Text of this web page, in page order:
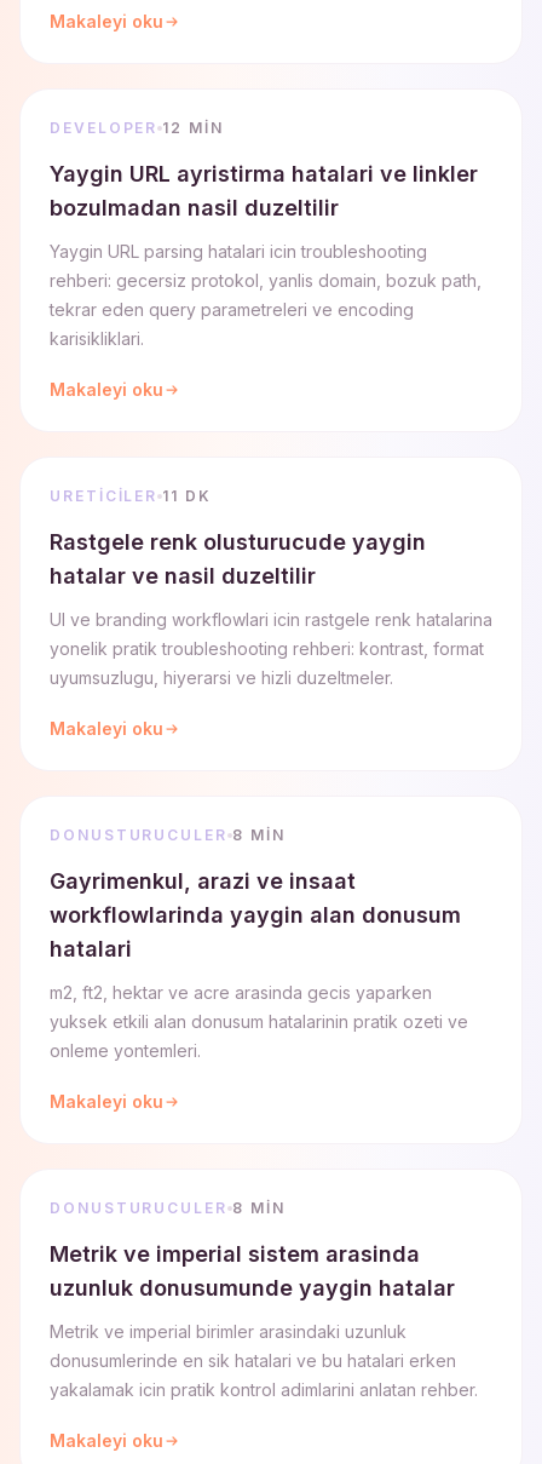
Makaleyi oku
DEVELOPER 12 MIN
Yaygin URL ayristirma hatalari ve linkler
bozulmadan nasil duzeltilir
Yaygin URL parsing hatalari icin troubleshooting
rehberi: gecersiz protokol, yanlis domain, bozuk path,
tekrar eden query parametreleri ve encoding
karisikliklari.
Makaleyi oku
URETICILER 11 DK
Rastgele renk olusturucude yaygin
hatalar ve nasil duzeltilir
UI ve branding workflowlari icin rastgele renk hatalarina
yonelik pratik troubleshooting rehberi: kontrast, format
uyumsuzlugu, hiyerarsi ve hizli duzeltmeler.
Makaleyi oku
DONUSTURUCULER 8 MIN
Gayrimenkul, arazi ve insaat
workflowlarinda yaygin alan donusum
hatalari
m2, ft2, hektar ve acre arasinda gecis yaparken
yuksek etkili alan donusum hatalarinin pratik ozeti ve
onleme yontemleri.
Makaleyi oku
DONUSTURUCULER 8 MIN
Metrik ve imperial sistem arasinda
uzunluk donusumunde yaygin hatalar
Metrik ve imperial birimler arasindaki uzunluk
donusumlerinde en sik hatalari ve bu hatalari erken
yakalamak icin pratik kontrol adimlarini anlatan rehber.
Makaleyi oku